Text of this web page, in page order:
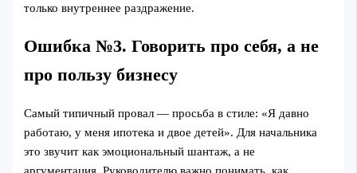
только внутреннее раздражение.
Ошибка №3. Говорить про себя, а не
про пользу бизнесу
Самый типичный провал — просьба в стиле: «Я давно
работаю, у меня ипотека и двое детей». Для начальника
это звучит как эмоциональный шантаж, а не